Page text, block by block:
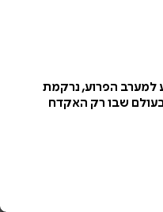
הפרוע, נרקמת
שבו רק האקדח